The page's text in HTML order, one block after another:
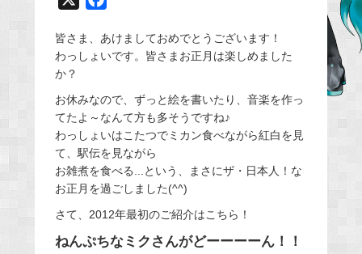
c
e
o
o
皆さま、あけましておめでとうございます！
わっしょいです。皆さまお正月は楽しめました
か？
お休みなので、ずっと絵を書いたり、音楽を作っ
てたよ～なんて方も多そうですね♪
わっしょいはこたつでミカン食べながら紅白を見
て、駅伝を見ながら
お雑煮を食べる...という、まさにザ・日本人！な
お正月を過ごしました(^^)
さて、2012年最初のご紹介はこちら！
ねんぷちなミクさんがどーーーーん！！